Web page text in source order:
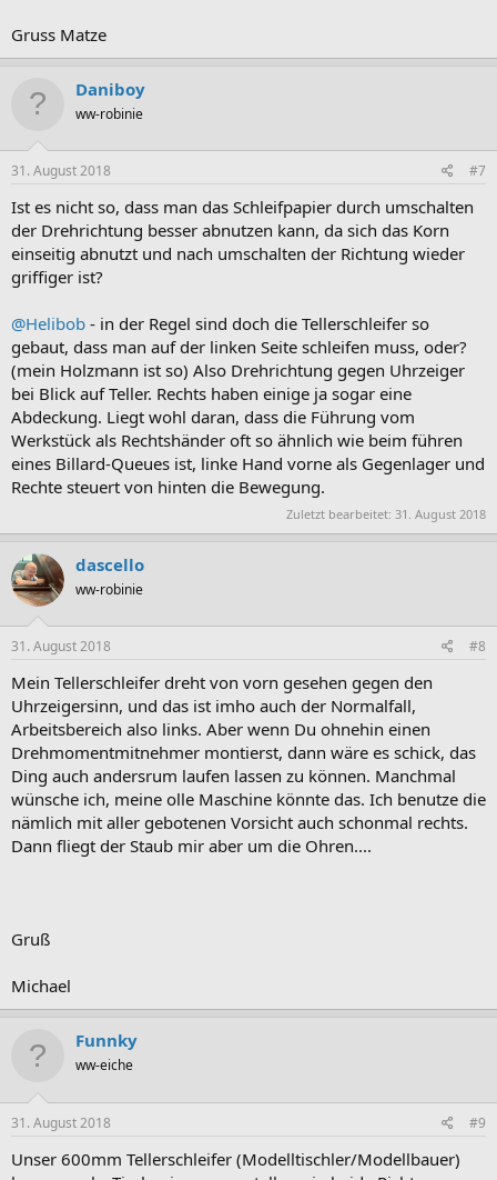
Gruss Matze
Daniboy
ww-robinie
31. August 2018 #7
Ist es nicht so, dass man das Schleifpapier durch umschalten
der Drehrichtung besser abnutzen kann, da sich das Korn
einseitig abnutzt und nach umschalten der Richtung wieder
griffiger ist?
@Helibob - in der Regel sind doch die Tellerschleifer so
gebaut, dass man auf der linken Seite schleifen muss, oder?
(mein Holzmann ist so) Also Drehrichtung gegen Uhrzeiger
bei Blick auf Teller. Rechts haben einige ja sogar eine
Abdeckung. Liegt wohl daran, dass die Führung vom
Werkstück als Rechtshänder oft so ähnlich wie beim führen
eines Billard-Queues ist, linke Hand vorne als Gegenlager und
Rechte steuert von hinten die Bewegung.
Zuletzt bearbeitet: 31. August 2018
dascello
ww-robinie
31. August 2018 #8
Mein Tellerschleifer dreht von vorn gesehen gegen den
Uhrzeigersinn, und das ist imho auch der Normalfall,
Arbeitsbereich also links. Aber wenn Du ohnehin einen
Drehmomentmitnehmer montierst, dann wäre es schick, das
Ding auch andersrum laufen lassen zu können. Manchmal
wünsche ich, meine olle Maschine könnte das. Ich benutze die
nämlich mit aller gebotenen Vorsicht auch schonmal rechts.
Dann fliegt der Staub mir aber um die Ohren....
Gruß
Michael
Funnky
ww-eiche
31. August 2018 #9
Unser 600mm Tellerschleifer (Modelltischler/Modellbauer)